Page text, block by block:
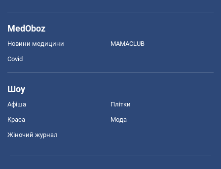
MedOboz
Новини медицини MAMACLUB
Covid
Шоу
Афіша Плітки
Краса Мода
Жіночий журнал